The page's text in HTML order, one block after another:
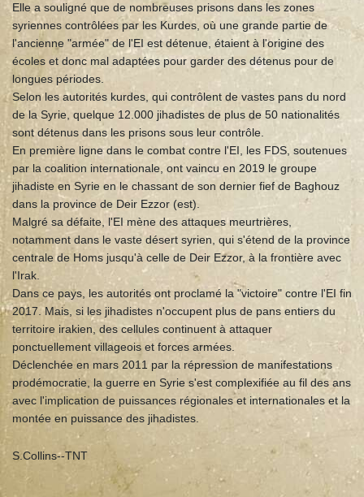
Elle a souligné que de nombreuses prisons dans les zones
syriennes contrôlées par les Kurdes, où une grande partie de
l'ancienne "armée" de l'EI est détenue, étaient à l'origine des
écoles et donc mal adaptées pour garder des détenus pour de
longues périodes.
Selon les autorités kurdes, qui contrôlent de vastes pans du nord
de la Syrie, quelque 12.000 jihadistes de plus de 50 nationalités
sont détenus dans les prisons sous leur contrôle.
En première ligne dans le combat contre l'EI, les FDS, soutenues
par la coalition internationale, ont vaincu en 2019 le groupe
jihadiste en Syrie en le chassant de son dernier fief de Baghouz
dans la province de Deir Ezzor (est).
Malgré sa défaite, l'EI mène des attaques meurtrières,
notamment dans le vaste désert syrien, qui s'étend de la province
centrale de Homs jusqu'à celle de Deir Ezzor, à la frontière avec
l'Irak.
Dans ce pays, les autorités ont proclamé la "victoire" contre l'EI fin
2017. Mais, si les jihadistes n'occupent plus de pans entiers du
territoire irakien, des cellules continuent à attaquer
ponctuellement villageois et forces armées.
Déclenchée en mars 2011 par la répression de manifestations
prodémocratie, la guerre en Syrie s'est complexifiée au fil des ans
avec l'implication de puissances régionales et internationales et la
montée en puissance des jihadistes.
S.Collins--TNT